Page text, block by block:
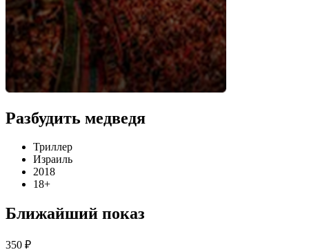
Разбудить медведя
Триллер
Израиль
2018
18+
Ближайший показ
350 ₽